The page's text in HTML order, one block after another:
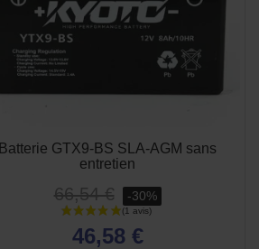
Batterie GTX9-BS SLA-AGM sans
entretien
66,54 € -30%
46,58 €